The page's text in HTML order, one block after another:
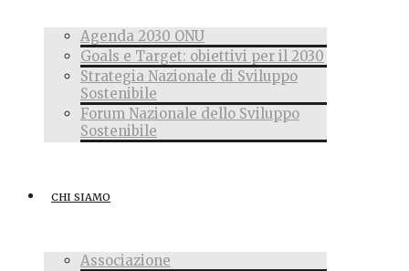
Agenda 2030 ONU
Goals e Target: obiettivi per il 2030
Strategia Nazionale di Sviluppo
Sostenibile
Forum Nazionale dello Sviluppo
Sostenibile
CHI SIAMO
Associazione